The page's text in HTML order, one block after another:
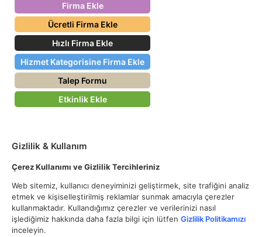
Firma Ekle
Ücretli Firma Ekle
Hızlı Firma Ekle
Hizmet Kategorisine Firma Ekle
Talep Formu
Etkinlik Ekle
Gizlilik & Kullanım
Çerez Kullanımı ve Gizlilik Tercihleriniz
Web sitemiz, kullanıcı deneyiminizi geliştirmek, site trafiğini analiz
etmek ve kişiselleştirilmiş reklamlar sunmak amacıyla çerezler
kullanmaktadır. Kullandığımız çerezler ve verilerinizi nasıl
işlediğimiz hakkında daha fazla bilgi için lütfen Gizlilik Politikamızı
inceleyin.